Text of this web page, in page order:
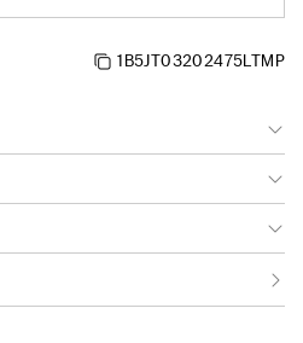
1B5JT03202475LTMP